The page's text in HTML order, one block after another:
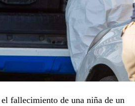
fallecimiento de una niña de un